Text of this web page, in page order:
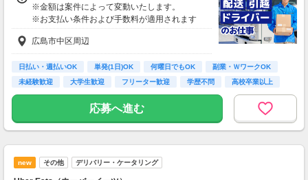
※金額は案件によって変動いたします。
※お支払い条件および手数料が適用されます
広島市中区周辺
日払い・週払いOK 単発(1日)OK 何曜日でもOK
副業・ＷワークOK
未経験歓迎
大学生歓迎 フリーター歓迎 学歴不問 高校卒業以上
応募へ進む
new その他 デリバリー・ケータリング